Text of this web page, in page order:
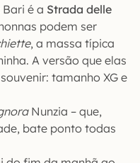
é a Strada delle
podem ser
, a massa típica
A versão que elas
tamanho XG e
Nunzia – que,
bate ponto todas